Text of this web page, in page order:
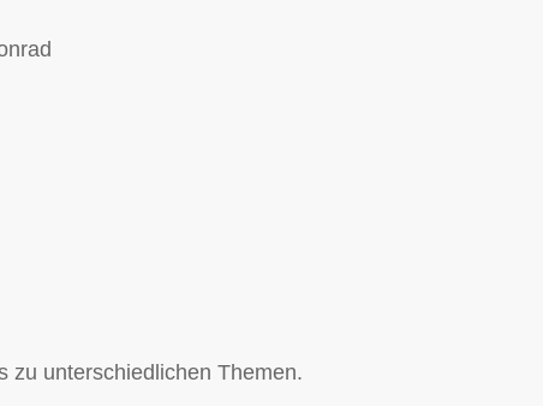
zu unterschiedlichen Themen.